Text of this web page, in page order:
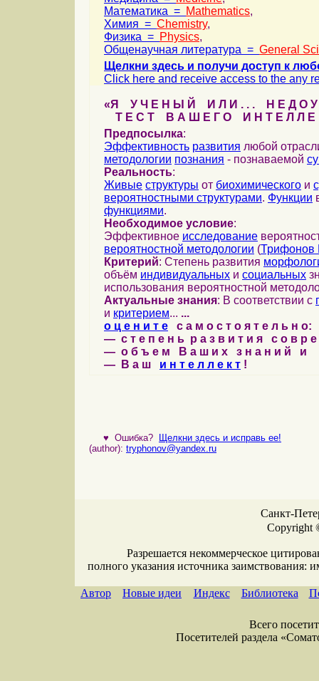
Математика = Mathematics,
Химия = Chemistry,
Физика = Physics,
Общенаучная литература = General
Щелкни здесь и получи доступ к
Click here and receive access to the any
«Я У Ч Е Н Ы Й И Л И . . . Н Е Д О У
Т Е С Т В А Ш Е Г О И Н Т Е Л Л Е
Предпосылка:
Эффективность развития любой
методологии познания - познаваемой
Реальность:
Живые структуры от биохимического и
вероятностными структурами. Функции
функциями.
Необходимое условие:
Эффективное исследование
вероятностной методологии (Трифонов
Критерий: Степень развития
объём индивидуальных и социальных
использования вероятностной
Актуальные знания: В соответствии с
и критерием... ...
о ц е н и т е с а м о с т о я т е л ь н о:
— с т е п е н ь р а з в и т и я с о в р
— о б ъ е м В а ш и х з н а н и й и
— В а ш и н т е л л е к т !
♥ Ошибка? Щелкни здесь и исправь ее!
(author): tryphonov@yandex.ru
Санкт-
Copyright
Разрешается некоммерческое
полного указания источника заимствования:
Автор Новые идеи Индекс Библиотека
Всего
Посетителей раздела